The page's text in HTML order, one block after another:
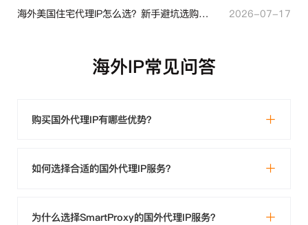
海外美国住宅代理IP怎么选？新手避坑选购指南
2026-07-17
海外IP常见问答
购买国外代理IP有哪些优势？
如何选择合适的国外代理IP服务？
为什么选择SmartProxy的国外代理IP服务？